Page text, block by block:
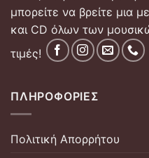
μπορείτε να βρείτε μια
και CD όλων των
τιμές!
ΠΛΗΡΟΦΟΡΊΕΣ
Πολιτική Απορρήτου